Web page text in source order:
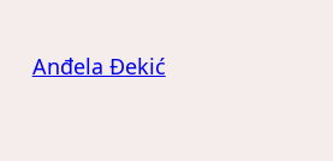
Anđela Đekić